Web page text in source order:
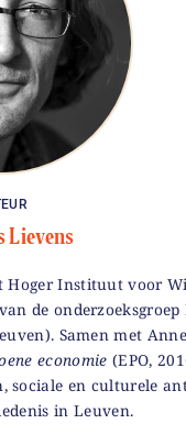
Lievens
Instituut voor
de onderzoeksgroep
Samen met
economie (EPO,
sociale en culturele
in Leuven.